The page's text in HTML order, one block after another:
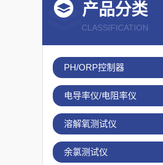
产品分类
CLASSIFICATION
PH/ORP控制器
电导率仪/电阻率仪
溶解氧测试仪
余氯测试仪